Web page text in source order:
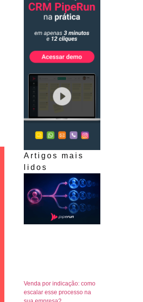
Artigos mais
lidos
Venda por indicação: como
escalar esse processo na